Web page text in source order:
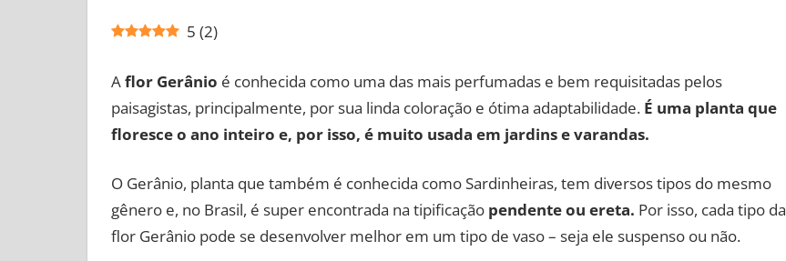
5 (2)
Aflor Gerânio é conhecida como uma das mais perfumadas e bem requisitadas pelos
paisagistas, principalmente, por sua linda coloração e ótima adaptabilidade. É uma planta que
floresce o ano inteiro e, por isso, é muito usada em jardins e varandas.
O Gerânio, planta que também é conhecida como Sardinheiras, tem diversos tipos do mesmo
gênero e, no Brasil, é super encontrada na tipificaçãopendente ou ereta. Por isso, cada tipo da
flor Gerânio pode se desenvolver melhor em um tipo de vaso – seja ele suspenso ou não.